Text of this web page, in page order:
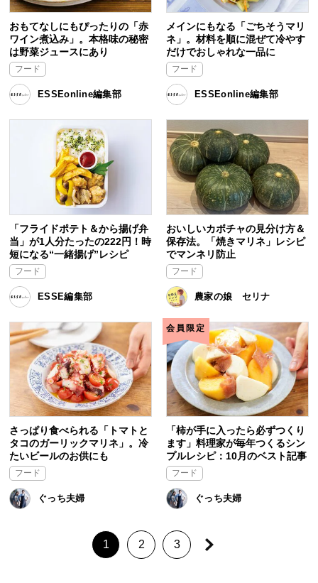
おもてなしにもぴったりの「赤
ワイン煮込み」。本格味の秘密
は野菜ジュースにあり
フード
ESSEonline編集部
メインにもなる「ごちそうマリ
ネ」。材料を順に混ぜて冷やす
だけでおしゃれな一品に
フード
ESSEonline編集部
「フライドポテト＆から揚げ弁
当」が1人分たったの222円！時
短になる“一緒揚げ”レシピ
フード
ESSE編集部
おいしいカボチャの見分け方＆
保存法。「焼きマリネ」レシピ
でマンネリ防止
フード
農家の娘 セリナ
さっぱり食べられる「トマトと
タコのガーリックマリネ」。冷
たいビールのお供にも
フード
ぐっち夫婦
会員限定
「柿が手に入ったら必ずつくり
ます」料理家が毎年つくるシン
プルレシピ：10月のベスト記事
フード
ぐっち夫婦
1 2 3